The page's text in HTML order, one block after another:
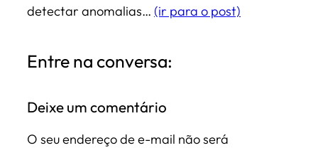
detectar anomalias… (ir para o post)
Entre na conversa:
Deixe um comentário
O seu endereço de e-mail não será